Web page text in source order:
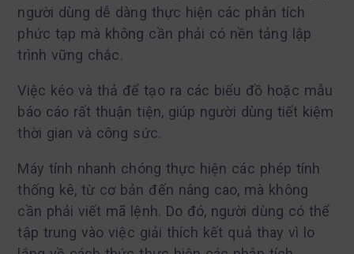
người dùng dễ dàng thực hiện các phân tích
phức tạp mà không cần phải có nền tảng lập
trình vững chắc.
Việc kéo và thả để tạo ra các biểu đồ hoặc mẫu
báo cáo rất thuận tiện, giúp người dùng tiết kiệm
thời gian và công sức.
Máy tính nhanh chóng thực hiện các phép tính
thống kê, từ cơ bản đến nâng cao, mà không
cần phải viết mã lệnh. Do đó, người dùng có thể
tập trung vào việc giải thích kết quả thay vì lo